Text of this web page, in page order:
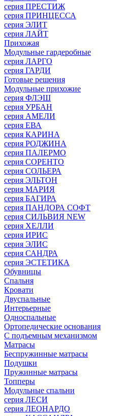
серия ПРЕСТИЖ
серия ПРИНЦЕССА
серия ЭЛИТ
серия ЛАЙТ
Прихожая
Модульные гардеробные
серия ЛАРГО
серия ГАРДИ
Готовые решения
Модульные прихожие
серия ФЛЭШ
серия УРБАН
серия АМЕЛИ
серия ЕВА
серия КАРИНА
серия РОДЖИНА
серия ПАЛЕРМО
серия СОРЕНТО
серия СОЛЬЕРА
серия ЭЛЬТОН
серия МАРИЯ
серия БАГИРА
серия ПАНДОРА СОФТ
серия СИЛЬВИЯ NEW
серия ХЕЛЛИ
серия ИРИС
серия ЭЛИС
серия САНДРА
серия ЭСТЕТИКА
Обувницы
Спальня
Кровати
Двуспальные
Интерьерные
Односпальные
Ортопедические основания
С подъемным механизмом
Матрасы
Беспружинные матрасы
Подушки
Пружинные матрасы
Топперы
Модульные спальни
серия ЛЕСИ
серия ЛЕОНАРДО